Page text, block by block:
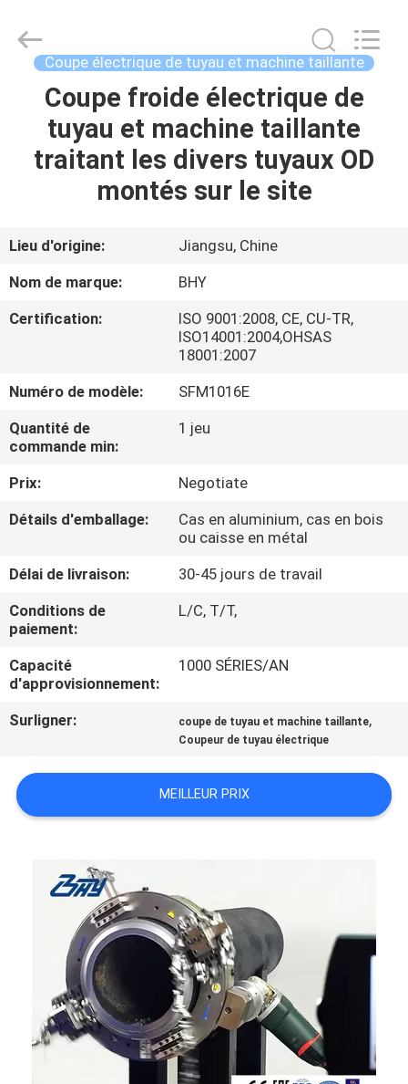
MAISON
PRODUITS
SUJET
DE
NOUS
D'USINE
CONTRÔLE
DE
QUALITÉ
PLAN
DU
SITE
POLITIQUE
EN
DE
PROTECTION
PRIVÉE
Bohyar
Engineering
Material
Technology(Suzhou)Co.,
Coupe électrique de tuyau et machine taillante
Coupe froide électrique de
tuyau et machine taillante
traitant les divers tuyaux OD
montés sur le site
Lieu d'origine:
Jiangsu, Chine
Nom de marque:
BHY
Certification:
ISO 9001:2008, CE, CU-TR,
ISO14001:2004,OHSAS
18001:2007
Numéro de modèle:
SFM1016E
Quantité de
commande min:
1 jeu
Prix:
Negotiate
Détails d'emballage:
Cas en aluminium, cas en bois
ou caisse en métal
Délai de livraison:
30-45 jours de travail
Conditions de
paiement:
L/C, T/T,
Capacité
d'approvisionnement:
1000 SÉRIES/AN
Surligner: coupe de tuyau et machine taillante,
Coupeur de tuyau électrique
MEILLEUR PRIX